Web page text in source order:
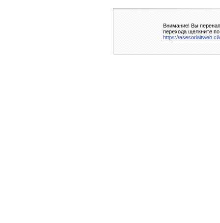
Внимание! Вы
перехода щелкните
https://